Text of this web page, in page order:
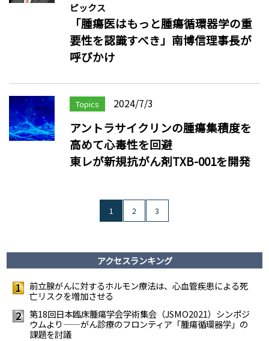
ピックス
「腫瘍医はもっと腫瘍循環器学の重
要性を認識すべき」南博信理事長が
呼びかけ
Topics 2024/7/3
アントラサイクリンの腫瘍集積度を
高めて心毒性を回避
東レが新規抗がん剤TXB-001を開発
1 2 3
アクセスランキング
1
前立腺がんに対するホルモン療法は、心血管疾患による死
亡リスクを増加させる
2
第18回日本臨床腫瘍学会学術集会（JSMO2021）シンポジ
ウムより――がん診療のフロンティア「腫瘍循環器学」の
課題を討議